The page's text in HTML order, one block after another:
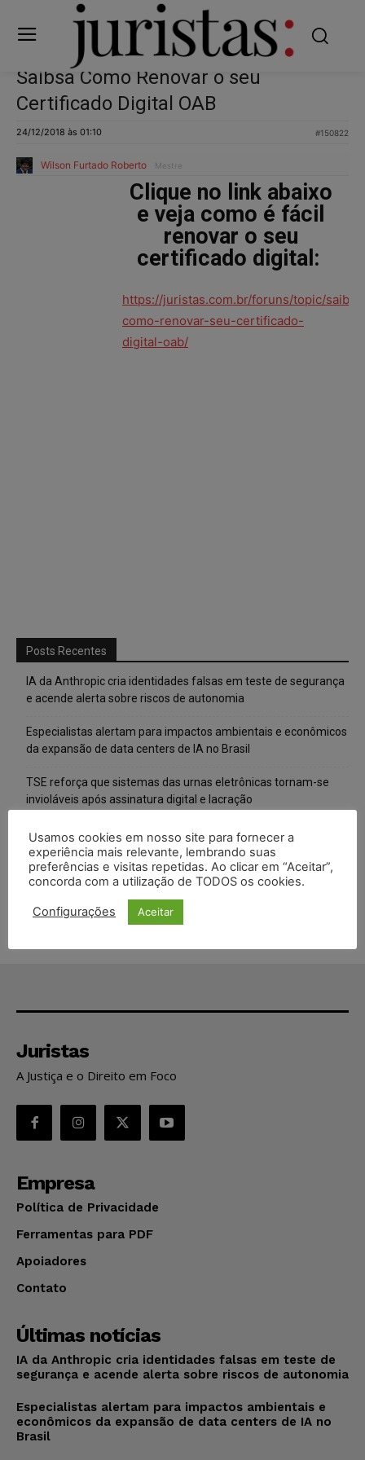
Saibsa Como Renovar o seu
Certificado Digital OAB
24/12/2018 às 01:10 #150822
Wilson Furtado Roberto Mestre
Clique no link abaixo
e veja como é fácil
renovar o seu
certificado digital:
https://juristas.com.br/foruns/topic/saiba-
como-renovar-seu-certificado-
digital-oab/
Posts Recentes
IA da Anthropic cria identidades falsas em teste de segurança
e acende alerta sobre riscos de autonomia
Especialistas alertam para impactos ambientais e econômicos
da expansão de data centers de IA no Brasil
TSE reforça que sistemas das urnas eletrônicas tornam-se
invioláveis após assinatura digital e lacração
STF inicia julgamento sobre constitucionalidade da proibição
dos jogos de azar no Brasil
Projeto proíbe venda de vapes para nascidos a partir de 2009
Juristas
A Justiça e o Direito em Foco
Empresa
Política de Privacidade
Ferramentas para PDF
Apoiadores
Contato
Últimas notícias
IA da Anthropic cria identidades falsas em teste de
segurança e acende alerta sobre riscos de autonomia
Especialistas alertam para impactos ambientais e
econômicos da expansão de data centers de IA no
Brasil
Usamos cookies em nosso site para fornecer a
experiência mais relevante, lembrando suas
preferências e visitas repetidas. Ao clicar em “Aceitar”,
concorda com a utilização de TODOS os cookies.
Configurações Aceitar